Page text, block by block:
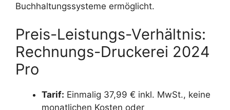
Buchhaltungssysteme ermöglicht.
Preis-Leistungs-Verhältnis:
Rechnungs-Druckerei 2024
Pro
Tarif: Einmalig 37,99 € inkl. MwSt., keine
monatlichen Kosten oder